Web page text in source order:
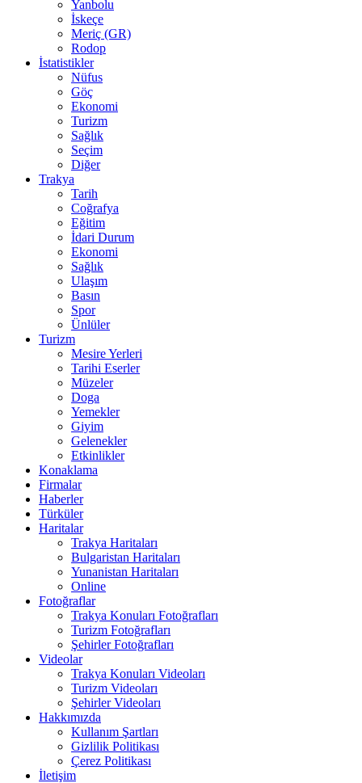
Yanbolu
İskeçe
Meriç (GR)
Rodop
İstatistikler
Nüfus
Göç
Ekonomi
Turizm
Sağlık
Seçim
Diğer
Trakya
Tarih
Coğrafya
Eğitim
İdari Durum
Ekonomi
Sağlık
Ulaşım
Basın
Spor
Ünlüler
Turizm
Mesire Yerleri
Tarihi Eserler
Müzeler
Doga
Yemekler
Giyim
Gelenekler
Etkinlikler
Konaklama
Firmalar
Haberler
Türküler
Haritalar
Trakya Haritaları
Bulgaristan Haritaları
Yunanistan Haritaları
Online
Fotoğraflar
Trakya Konuları Fotoğrafları
Turizm Fotoğrafları
Şehirler Fotoğrafları
Videolar
Trakya Konuları Videoları
Turizm Videoları
Şehirler Videoları
Hakkımızda
Kullanım Şartları
Gizlilik Politikası
Çerez Politikası
İletişim